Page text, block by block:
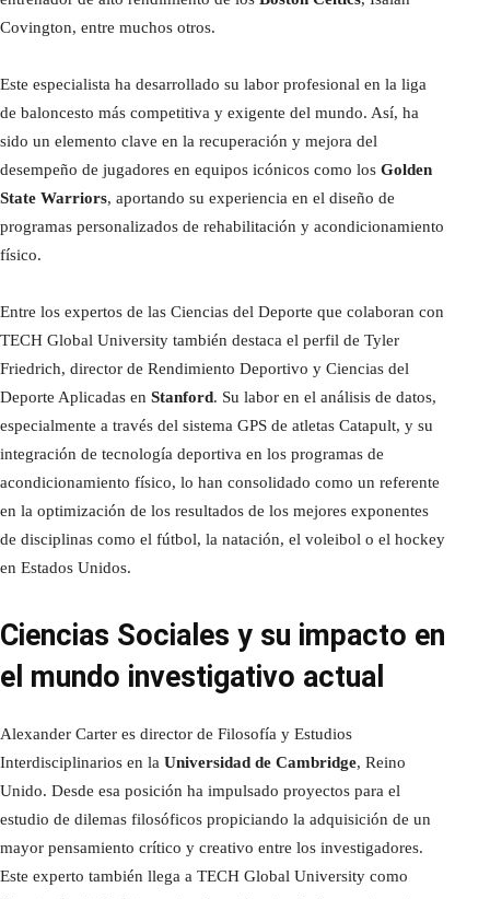
Covington, entre muchos otros.
Este especialista ha desarrollado su labor profesional en la liga
de baloncesto más competitiva y exigente del mundo. Así, ha
sido un elemento clave en la recuperación y mejora del
desempeño de jugadores en equipos icónicos como los Golden
State Warriors, aportando su experiencia en el diseño de
programas personalizados de rehabilitación y acondicionamiento
físico.
Entre los expertos de las Ciencias del Deporte que colaboran con
TECH Global University también destaca el perfil de Tyler
Friedrich, director de Rendimiento Deportivo y Ciencias del
Deporte Aplicadas en Stanford. Su labor en el análisis de datos,
especialmente a través del sistema GPS de atletas Catapult, y su
integración de tecnología deportiva en los programas de
acondicionamiento físico, lo han consolidado como un referente
en la optimización de los resultados de los mejores exponentes
de disciplinas como el fútbol, la natación, el voleibol o el hockey
en Estados Unidos.
Ciencias Sociales y su impacto en
el mundo investigativo actual
Alexander Carter es director de Filosofía y Estudios
Interdisciplinarios en la Universidad de Cambridge, Reino
Unido. Desde esa posición ha impulsado proyectos para el
estudio de dilemas filosóficos propiciando la adquisición de un
mayor pensamiento crítico y creativo entre los investigadores.
Este experto también llega a TECH Global University como